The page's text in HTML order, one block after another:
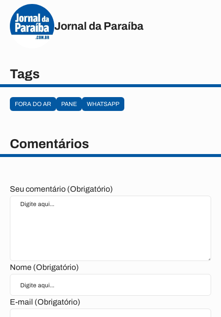
Jornal da Paraíba
Tags
FORA DO AR PANE WHATSAPP
Comentários
Seu comentário (Obrigatório)
Nome (Obrigatório)
E-mail (Obrigatório)